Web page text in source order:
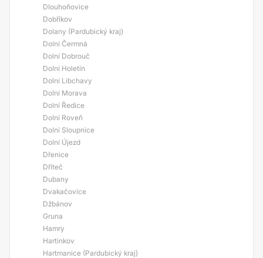
Dlouhoňovice
Dobříkov
Dolany (Pardubický kraj)
Dolní Čermná
Dolní Dobrouč
Dolní Holetín
Dolní Libchavy
Dolní Morava
Dolní Ředice
Dolní Roveň
Dolní Sloupnice
Dolní Újezd
Dřenice
Dříteč
Dubany
Dvakačovice
Džbánov
Gruna
Hamry
Hartinkov
Hartmanice (Pardubický kraj)